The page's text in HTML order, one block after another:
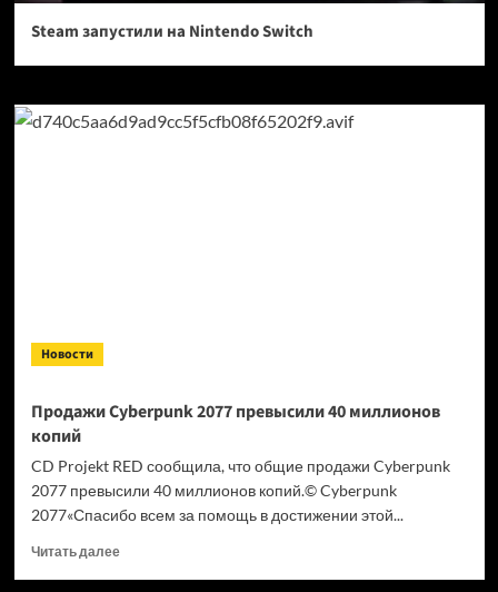
Steam запустили на Nintendo Switch
Новости
Продажи Cyberpunk 2077 превысили 40 миллионов
копий
CD Projekt RED сообщила, что общие продажи Cyberpunk
2077 превысили 40 миллионов копий.© Cyberpunk
2077«Спасибо всем за помощь в достижении этой...
Читать далееПрочитать